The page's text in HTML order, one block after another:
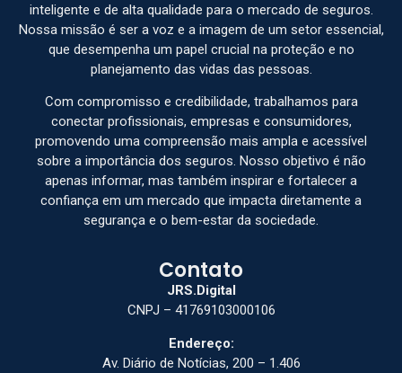
inteligente e de alta qualidade para o mercado de seguros.
Nossa missão é ser a voz e a imagem de um setor essencial,
que desempenha um papel crucial na proteção e no
planejamento das vidas das pessoas.
Com compromisso e credibilidade, trabalhamos para
conectar profissionais, empresas e consumidores,
promovendo uma compreensão mais ampla e acessível
sobre a importância dos seguros. Nosso objetivo é não
apenas informar, mas também inspirar e fortalecer a
confiança em um mercado que impacta diretamente a
segurança e o bem-estar da sociedade.
Contato
JRS.Digital
CNPJ – 41769103000106
Endereço:
Av. Diário de Notícias, 200 – 1.406